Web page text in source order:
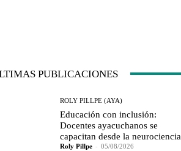
PUBLICACIONES
ROLY PILLPE (AYA)
Educación con inclusión:
Docentes ayacuchanos se
capacitan desde la neurociencia
Roly Pillpe - 05/08/2026